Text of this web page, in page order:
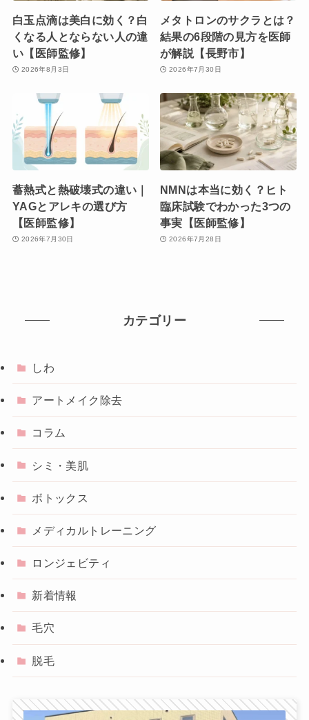
白玉点滴は美白に効く？白
くなる人とならない人の違
い【医師監修】
2026年8月3日
メタトロンのサクラとは？
結果の6段階の見方を医師
が解説【長野市】
2026年7月30日
蓄熱式と熱破壊式の違い｜
YAGとアレキの選び方
【医師監修】
2026年7月30日
NMNは本当に効く？ヒト
臨床試験でわかった3つの
事実【医師監修】
2026年7月28日
カテゴリー
しわ
アートメイク除去
コラム
シミ・美肌
ボトックス
メディカルトレーニング
ロンジェビティ
新着情報
毛穴
脱毛